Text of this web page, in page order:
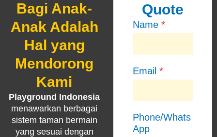
Bagi Anak-
Anak Adalah
Hal yang
Mendorong
Kami
Playground Indonesia
menawarkan berbagai
sistem taman bermain
yang sesuai dengan
Quote
Name *
Email *
Phone/Whats
App